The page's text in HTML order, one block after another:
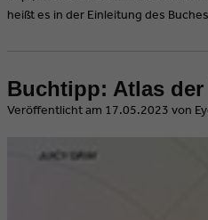
heißt es in der Einleitung des
Buchtipp: Atlas
​Veröffentlicht am 17.05.2023 von